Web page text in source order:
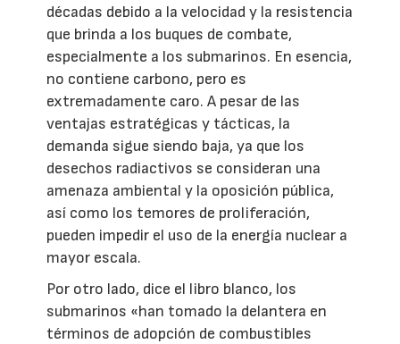
décadas debido a la velocidad y la resistencia
que brinda a los buques de combate,
especialmente a los submarinos. En esencia,
no contiene carbono, pero es
extremadamente caro. A pesar de las
ventajas estratégicas y tácticas, la
demanda sigue siendo baja, ya que los
desechos radiactivos se consideran una
amenaza ambiental y la oposición pública,
así como los temores de proliferación,
pueden impedir el uso de la energía nuclear a
mayor escala.
Por otro lado, dice el libro blanco, los
submarinos «han tomado la delantera en
términos de adopción de combustibles